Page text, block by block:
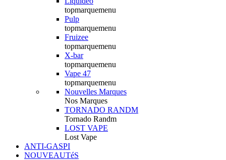
topmarquemenu
Pulp
topmarquemenu
Fruizee
topmarquemenu
X-bar
topmarquemenu
Vape 47
topmarquemenu
Nouvelles Marques
Nos Marques
TORNADO RANDM
Tornado Randm
LOST VAPE
Lost Vape
ANTI-GASPI
NOUVEAUTéS